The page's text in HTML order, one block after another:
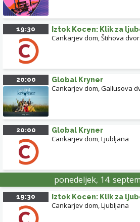
19:30 Iztok Kocen: Klik za
Cankarjev dom, Štihova
20:00 Global Kryner
Cankarjev dom, Gallusova
20:00 Global Kryner
Cankarjev dom,Ljubljana
ponedeljek, 14.
19:30 Iztok Kocen: Klik za
Cankarjev dom,Ljubljana